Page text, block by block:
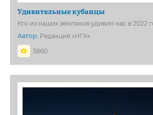
Удивительные кубанцы
Кто из наших земляков удивил нас в 2022
Автор: Редакция «НГК»
3860